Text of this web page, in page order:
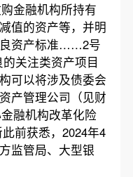
金融机构所持有
值的资产等，并明
资产标准……2号
关注类资产项目
可以将涉及债委会
产管理公司（见财
融机构改革化险
前获悉，2024年4
监管局、大型银